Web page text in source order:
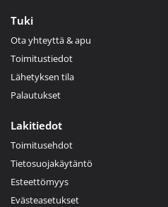
Tuki
Ota yhteyttä & apu
Toimitustiedot
Lähetyksen tila
Palautukset
Lakitiedot
Toimitusehdot
Tietosuojakäytäntö
Esteettömyys
Evästeasetukset